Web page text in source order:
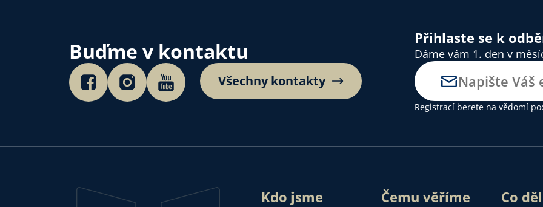
Buďme v kontaktu
Všechny kontakty
Přihlaste se k
Dáme vám 1. den v
Registrací berete na vědomí
Kdo jsme Čemu věříme Co